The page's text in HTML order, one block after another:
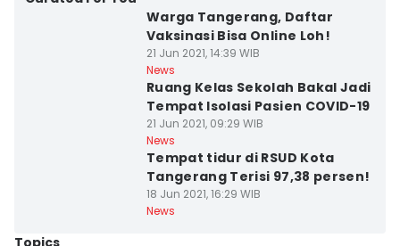
Warga Tangerang, Daftar
Vaksinasi Bisa Online Loh!
21 Jun 2021, 14:39 WIB
News
Ruang Kelas Sekolah Bakal Jadi
Tempat Isolasi Pasien COVID-19
21 Jun 2021, 09:29 WIB
News
Tempat tidur di RSUD Kota
Tangerang Terisi 97,38 persen!
18 Jun 2021, 16:29 WIB
News
Topics